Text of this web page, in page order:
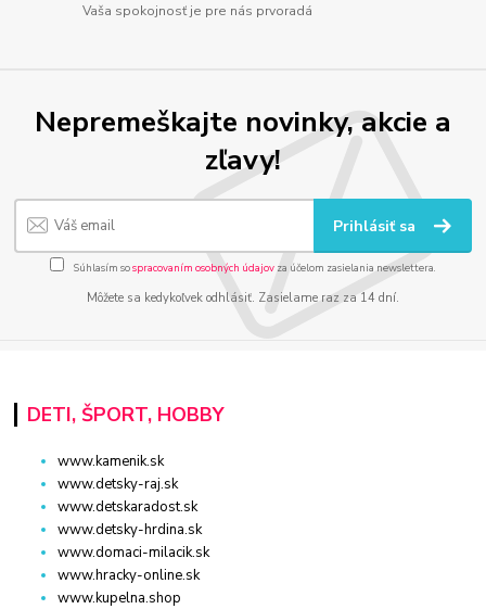
Vaša spokojnosť je pre nás prvoradá
Nepremeškajte novinky, akcie a
zľavy!
Prihlásiť sa
Súhlasím sospracovaním osobných údajov za účelom zasielania newslettera.
Môžete sa kedykoľvek odhlásiť. Zasielame raz za 14 dní.
DETI, ŠPORT, HOBBY
www.kamenik.sk
www.detsky-raj.sk
www.detskaradost.sk
www.detsky-hrdina.sk
www.domaci-milacik.sk
www.hracky-online.sk
www.kupelna.shop